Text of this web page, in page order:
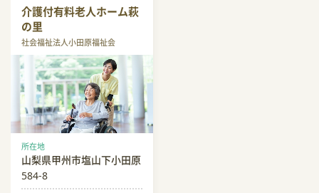
介護付有料老人ホーム萩
の里
社会福祉法人小田原福祉会
所在地
山梨県甲州市塩山下小田原
584-8